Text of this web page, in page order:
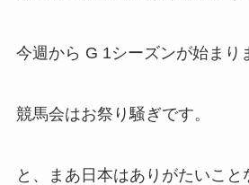
今週から G 1シーズンが始まり
競馬会はお祭り騒ぎです。
と、まあ日本はありがたいこ